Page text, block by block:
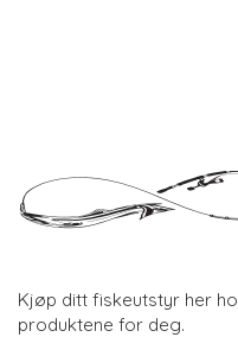
Kjøp ditt fiskeutstyr her
produktene for deg.